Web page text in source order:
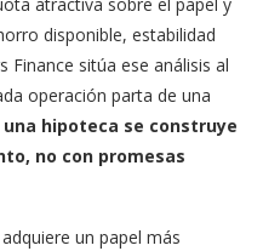
disponible, estabilidad
Finance sitúa ese análisis al
operación parta de una
hipoteca se construye
no con promesas
un papel más